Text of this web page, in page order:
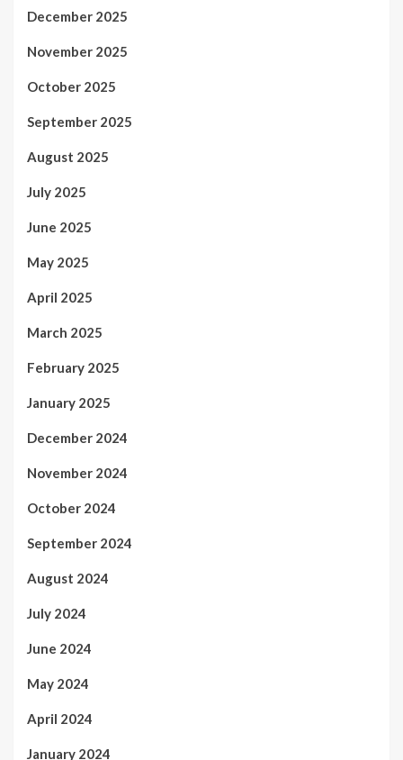
December 2025
November 2025
October 2025
September 2025
August 2025
July 2025
June 2025
May 2025
April 2025
March 2025
February 2025
January 2025
December 2024
November 2024
October 2024
September 2024
August 2024
July 2024
June 2024
May 2024
April 2024
January 2024